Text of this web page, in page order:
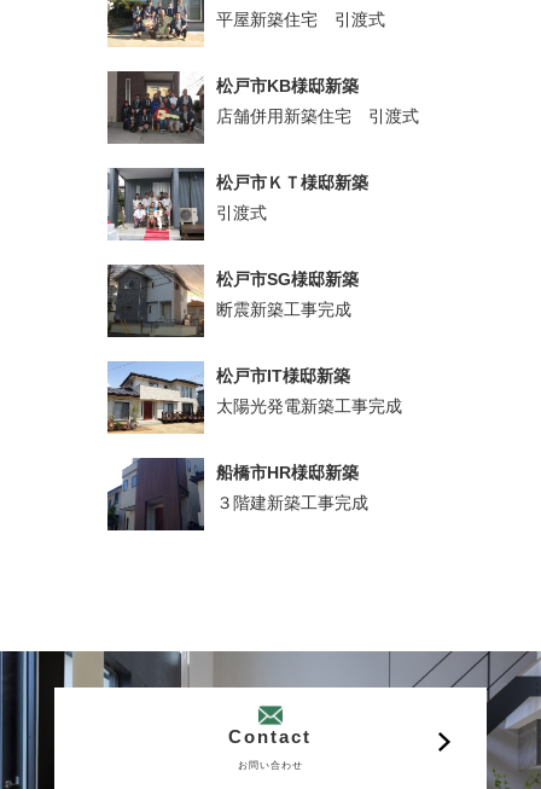
平屋新築住宅 引渡式
松戸市KB様邸新築
店舗併用新築住宅 引渡式
松戸市ＫＴ様邸新築
引渡式
松戸市SG様邸新築
断震新築工事完成
松戸市IT様邸新築
太陽光発電新築工事完成
船橋市HR様邸新築
３階建新築工事完成
Contact
お問い合わせ